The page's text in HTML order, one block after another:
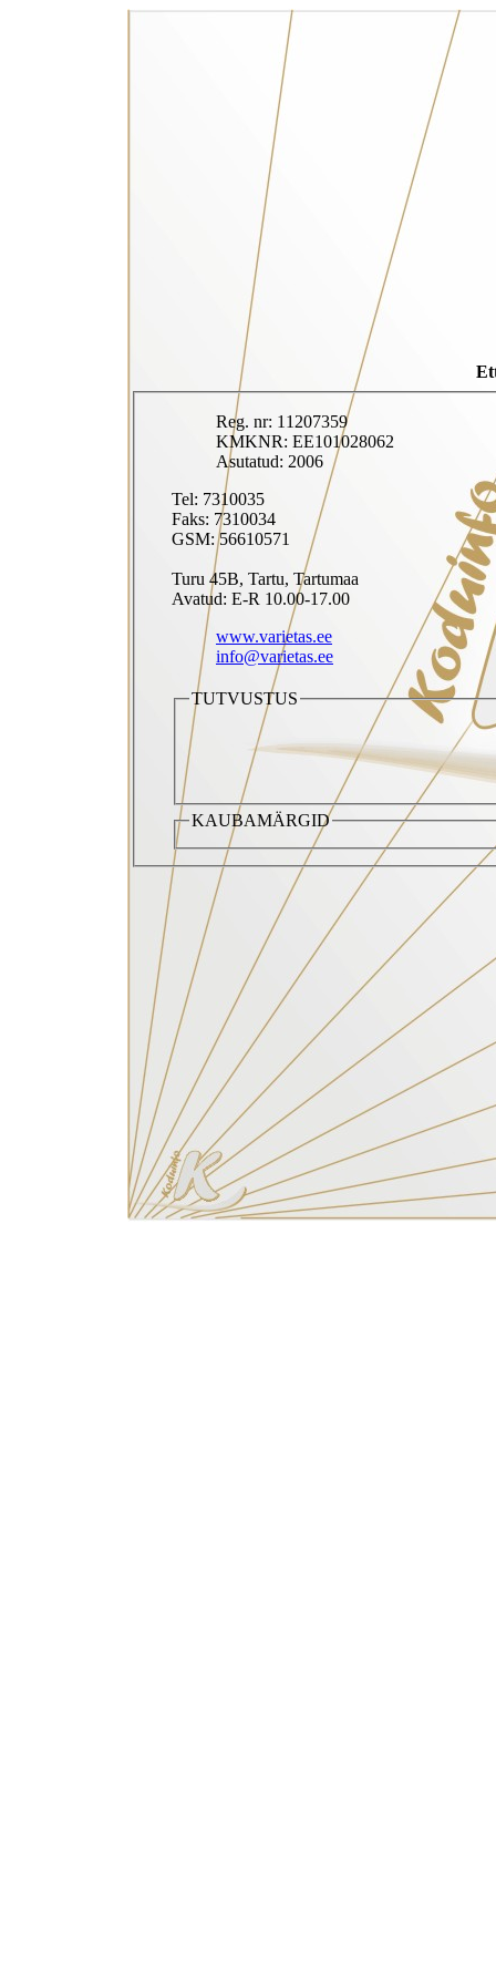
Reg. nr: 11207359
KMKNR: EE101028062
Asutatud: 2006
Tel: 7310035
Faks: 7310034
GSM: 56610571
Turu 45B, Tartu, Tartumaa
Avatud: E-R 10.00-17.00
www.varietas.ee
info@varietas.ee
TUTVUSTUS
KAUBAMÄRGID